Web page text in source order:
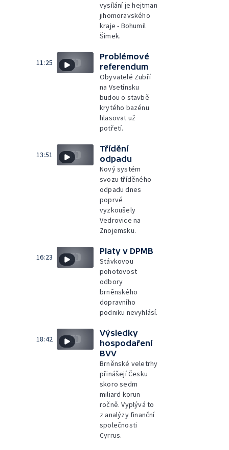
vysílání je hejtman
jihomoravského
kraje - Bohumil
Šimek.
11:25
Problémové
referendum
Obyvatelé Zubří
na Vsetínsku
budou o stavbě
krytého bazénu
hlasovat už
potřetí.
13:51
Třídění
odpadu
Nový systém
svozu tříděného
odpadu dnes
poprvé
vyzkoušely
Vedrovice na
Znojemsku.
16:23
Platy v DPMB
Stávkovou
pohotovost
odbory
brněnského
dopravního
podniku nevyhlásí.
18:42
Výsledky
hospodaření
BVV
Brněnské veletrhy
přinášejí Česku
skoro sedm
miliard korun
ročně. Vyplývá to
z analýzy finanční
společnosti
Cyrrus.